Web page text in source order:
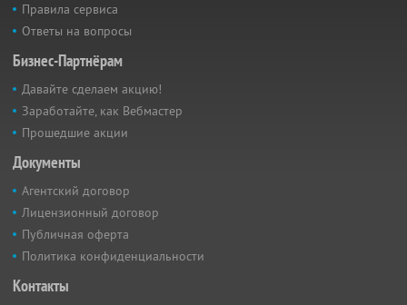
Правила сервиса
Ответы на вопросы
Бизнес-Партнёрам
Давайте сделаем акцию!
Заработайте, как Вебмастер
Прошедшие акции
Документы
Агентский договор
Лицензионный договор
Публичная оферта
Политика конфиденциальности
Контакты